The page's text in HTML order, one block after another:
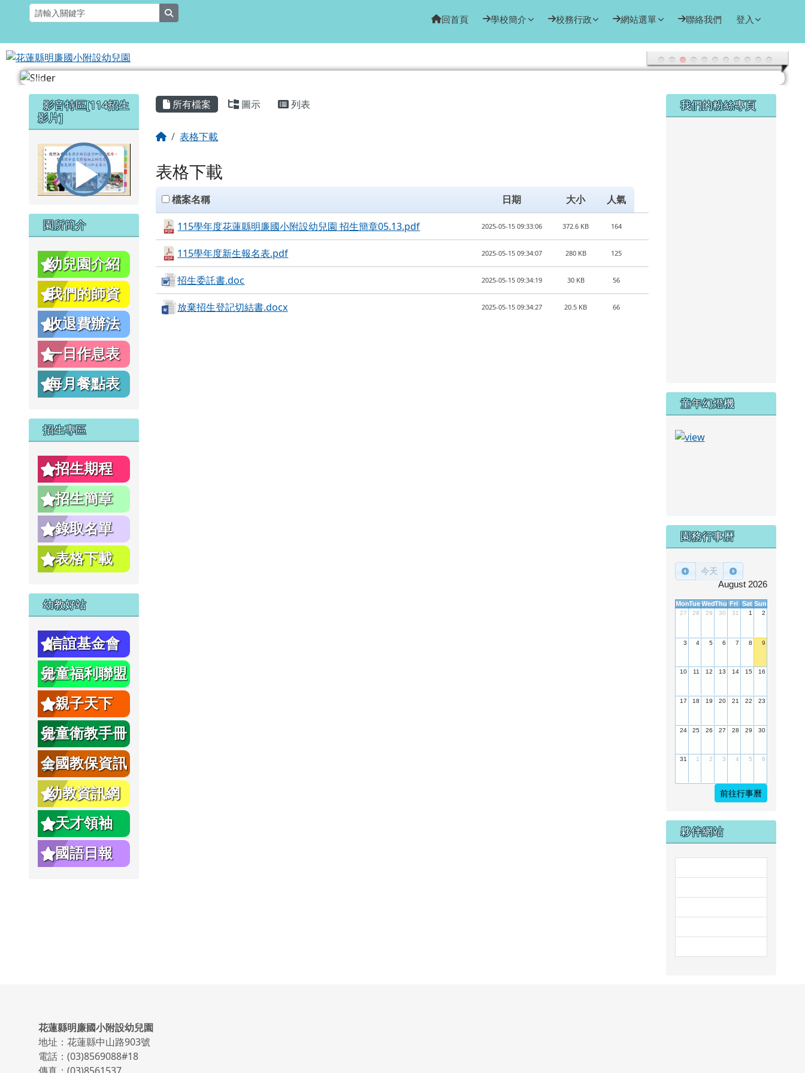
跳至主內容區
花蓮縣明廉國小附設幼兒園
search
回首頁 學校簡介 校務行政 網站選單 聯絡我們 登入
左邊區域內容
影音特區[114招生
影片]
播
放
影
片
園所簡介
幼兒園介紹
我們的師資
收退費辦法
一日作息表
每月餐點表
招生專區
招生期程
招生簡章
錄取名單
表格下載
幼教好站
信誼基金會
兒童福利聯盟
親子天下
兒童衛教手冊
全國教保資訊
網
幼教資訊網
天才領袖
國語日報
主內容區域
所有檔案 圖示 列表
回首頁表格下載
表格下載
clickAll
檔案名稱 日期 大小 人氣
115學年度花蓮縣明廉國小附設幼兒園 招生簡章05.13.pdf 2025-05-15 09:33:06 372.6 KB 164
115學年度新生報名表.pdf 2025-05-15 09:34:07 280 KB 125
招生委託書.doc 2025-05-15 09:34:19 30 KB 56
放棄招生登記切結書.docx 2025-05-15 09:34:27 20.5 KB 66
右邊區域內容
我們的粉絲專頁
童年幻燈機
園務行事曆
今天
August 2026
MonTueWedThu Fri Sat Sun
27 28 29 30 31 1 2
3 4 5 6 7 8 9
10 11 12 13 14 15 16
17 18 19 20 21 22 23
24 25 26 27 28 29 30
31 1 2 3 4 5 6
前往行事曆
夥伴網站
頁尾區域
頁尾區域內容
花蓮縣明廉國小附設幼兒園
地址：花蓮縣中山路903號
電話：(03)8569088#18